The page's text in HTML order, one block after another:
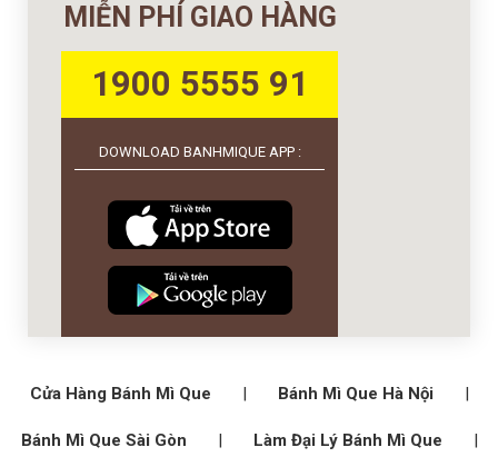
MIỄN PHÍ GIAO HÀNG
1900 5555 91
DOWNLOAD BANHMIQUE APP :
Cửa Hàng Bánh Mì Que | Bánh Mì Que Hà Nội |
Bánh Mì Que Sài Gòn | Làm Đại Lý Bánh Mì Que |